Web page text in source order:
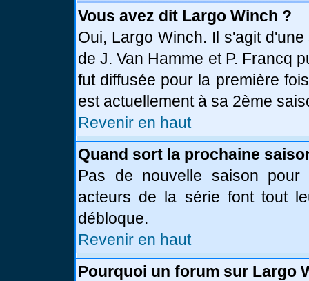
Vous avez dit Largo Winch ?
Oui, Largo Winch. Il s'agit
de J. Van Hamme et P. Francq
fut diffusée pour la première
est actuellement à sa 2ème
Revenir en haut
Quand sort la prochaine
Pas de nouvelle saison pour
acteurs de la série font tout
débloque.
Revenir en haut
Pourquoi un forum sur Largo